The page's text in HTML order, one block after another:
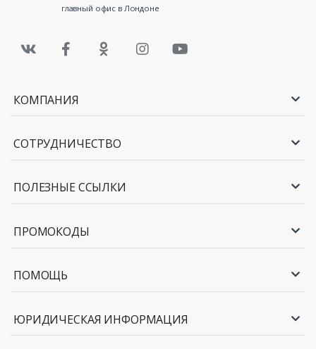
главный офис в Лондоне
КОМПАНИЯ
СОТРУДНИЧЕСТВО
ПОЛЕЗНЫЕ ССЫЛКИ
ПРОМОКОДЫ
ПОМОЩЬ
ЮРИДИЧЕСКАЯ ИНФОРМАЦИЯ